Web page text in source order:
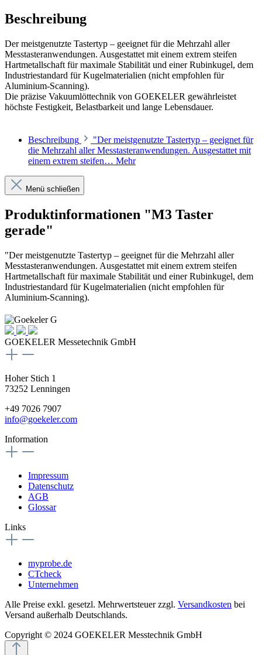
Beschreibung
Der meistgenutzte Tastertyp – geeignet für die Mehrzahl aller
Messtasteranwendungen. Ausgestattet mit einem extrem steifen
Hartmetallschaft für maximale Stabilität und einer Rubinkugel, dem
Industriestandard für Kugelmaterialien (nicht empfohlen für
Aluminium-Scanning).
Die präzise Vakuumlöttechnik von GOEKELER gewährleistet
höchste Festigkeit, Belastbarkeit und lange Lebensdauer.
Beschreibung
"Der meistgenutzte Tastertyp – geeignet für
die Mehrzahl aller Messtasteranwendungen. Ausgestattet mit
einem extrem steifen… Mehr
Menü schließen
Produktinformationen "M3 Taster
gerade"
"Der meistgenutzte Tastertyp – geeignet für die Mehrzahl aller
Messtasteranwendungen. Ausgestattet mit einem extrem steifen
Hartmetallschaft für maximale Stabilität und einer Rubinkugel, dem
Industriestandard für Kugelmaterialien (nicht empfohlen für
Aluminium-Scanning).
GOEKELER Messetechnik GmbH
Hoher Stich 1
73252 Lenningen
+49 7026 7907
info@goekeler.com
Information
Impressum
Datenschutz
AGB
Glossar
Links
myprobe.de
CTcheck
Unternehmen
Alle Preise exkl. gesetzl. Mehrwertsteuer zzgl. Versandkosten bei
Versand außerhalb Deutschlands.
Copyright © 2024 GOEKELER Messtechnik GmbH